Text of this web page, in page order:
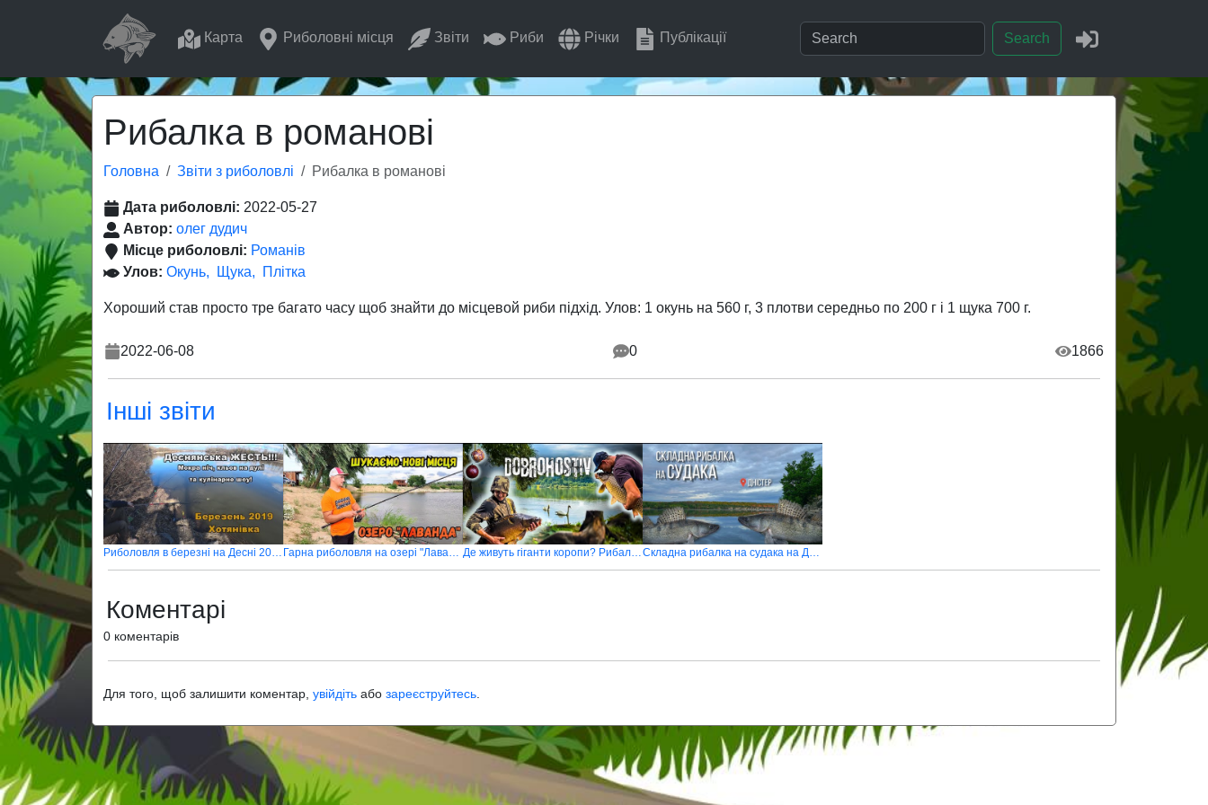
Карта Риболовні місця Звіти Риби Річки Публікації Search
Рибалка в романові
Головна Звіти з риболовлі Рибалка в романові
Дата риболовлі: 2022-05-27
Автор: олег дудич
Місце риболовлі: Романів
Улов: Окунь Щука Плітка
Хороший став просто тре багато часу щоб знайти до місцевой риби підхід. Улов: 1 окунь на 560 г, 3 плотви середньо по 200 г і 1 щука 700 г.
2022-06-08 0 1866
Інші звіти
Риболовля в березні на Десні 2019 Гарна риболовля на озері "Лаванда" Де живуть гіганти коропи? Рибалимо з друзями. Оновились по BigFish Складна рибалка на судака на Дністрі
Коментарі
0 коментарів
Для того, щоб залишити коментар, увійдіть або зареєструйтесь